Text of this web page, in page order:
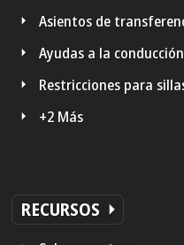
Asientos de
Ayudas a la conducción
Restricciones para
+2 Más
RECURSOS